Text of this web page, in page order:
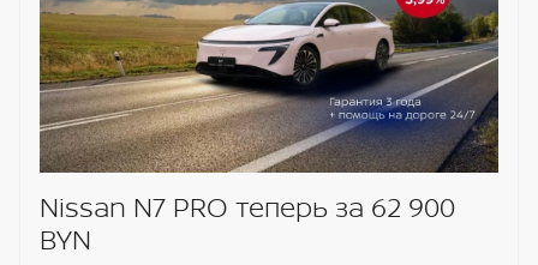
Nissan N7 PRO теперь за 62 900
BYN